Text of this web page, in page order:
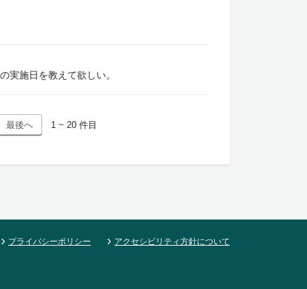
実施日を教えて欲しい。
1 ~ 20 件目
プライバシーポリシー アクセシビリティ方針について